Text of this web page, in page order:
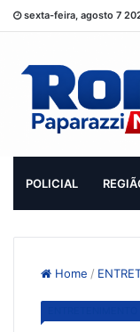
sexta-feira, agosto 7
POLICIAL
Home /